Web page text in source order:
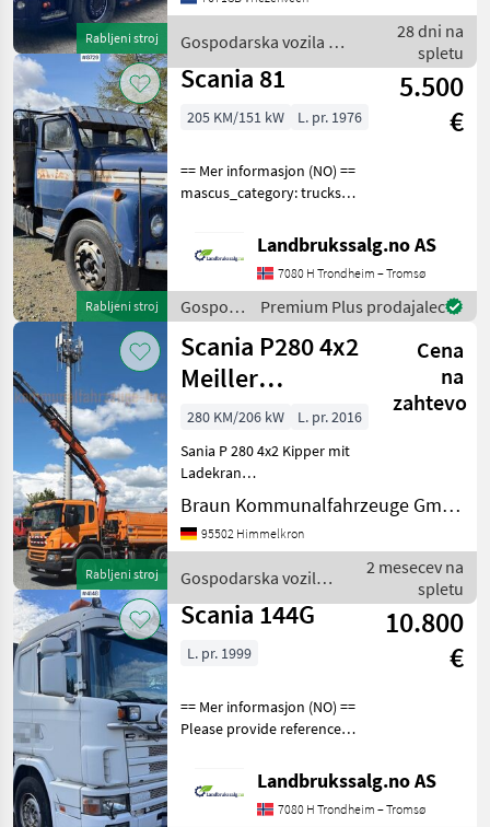
Rabljeni stroj
1056283 Ler
Gospodarska vozila /
Scania
28 dni na
spletu
Rabljeni stroj
Scania 81
5.500
€
205 KM/151 kW L. pr. 1976
== Mer informasjon (NO) ==
mascus_category: trucks
number upon request: 8729
See
en.landbrukssalg.no/8729
for more images
Specifications
Landbrukssalg.no AS
7080 H Trondheim – Tromsø
Gospodarska
vozila /
Scania
Premium Plus prodajalec
Rabljeni stroj
Scania P280 4x2
Meiller
Kipper*Atlas
Funk Kran*Euro
6
Cena
na
zahtevo
280 KM/206 kW
L. pr. 2016
Sania P 280 4x2 Kipper mit
Ladekran
Kommunalausführung aus
1-Hand ( Behördenfahrzeug
) mit nur 185 Tkm. Details: -
- Automatikgetr
Braun Kommunalfahrzeuge GmbH & Co KG
95502 Himmelkron
Gospodarska vozila /
Scania
2 mesecev na
spletu
Scania 144G
10.800
€
L. pr. 1999
== Mer informasjon (NO) ==
Please provide reference
en.landbrukssalg.no/4148
for more images
Landbrukssalg.no AS
7080 H Trondheim – Tromsø